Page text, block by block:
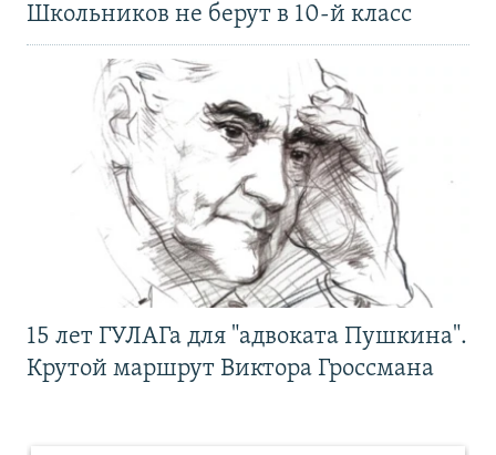
Школьников не берут в 10-й класс
15 лет ГУЛАГа для "адвоката Пушкина".
Крутой маршрут Виктора Гроссмана